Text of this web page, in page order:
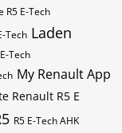
R5 E-Tech
Tech Laden
Tech
My Renault App
Renault R5 E
R5 E-Tech AHK